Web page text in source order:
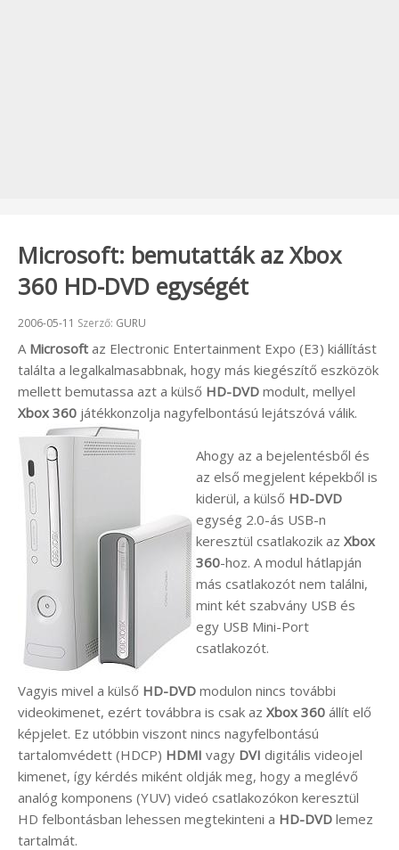
Microsoft: bemutatták az Xbox
360 HD-DVD egységét
Beküldve:
2006-05-11 Szerző: GURU
A Microsoft az Electronic Entertainment Expo (E3) kiállítást
találta a legalkalmasabbnak, hogy más kiegészítő eszközök
mellett bemutassa azt a külső HD-DVD modult, mellyel
Xbox 360 játékkonzolja nagyfelbontású lejátszóvá válik.
Ahogy az a bejelentésből és
az első megjelent képekből is
kiderül, a külső HD-DVD
egység 2.0-ás USB-n
keresztül csatlakozik az Xbox
360-hoz. A modul hátlapján
más csatlakozót nem találni,
mint két szabvány USB és
egy USB Mini-Port
csatlakozót.
Vagyis mivel a külső HD-DVD modulon nincs további
videokimenet, ezért továbbra is csak az Xbox 360 állít elő
képjelet. Ez utóbbin viszont nincs nagyfelbontású
tartalomvédett (HDCP) HDMI vagy DVI digitális videojel
kimenet, így kérdés miként oldják meg, hogy a meglévő
analóg komponens (YUV) videó csatlakozókon keresztül
HD felbontásban lehessen megtekinteni a HD-DVD lemez
tartalmát.